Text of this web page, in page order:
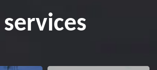
services